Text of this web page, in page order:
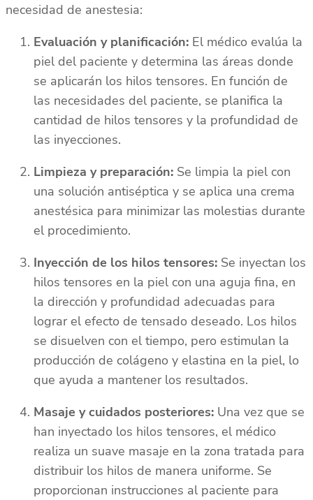
necesidad de anestesia:
Evaluación y planificación: El médico evalúa la
piel del paciente y determina las áreas donde
se aplicarán los hilos tensores. En función de
las necesidades del paciente, se planifica la
cantidad de hilos tensores y la profundidad de
las inyecciones.
Limpieza y preparación: Se limpia la piel con
una solución antiséptica y se aplica una crema
anestésica para minimizar las molestias durante
el procedimiento.
Inyección de los hilos tensores: Se inyectan los
hilos tensores en la piel con una aguja fina, en
la dirección y profundidad adecuadas para
lograr el efecto de tensado deseado. Los hilos
se disuelven con el tiempo, pero estimulan la
producción de colágeno y elastina en la piel, lo
que ayuda a mantener los resultados.
Masaje y cuidados posteriores: Una vez que se
han inyectado los hilos tensores, el médico
realiza un suave masaje en la zona tratada para
distribuir los hilos de manera uniforme. Se
proporcionan instrucciones al paciente para